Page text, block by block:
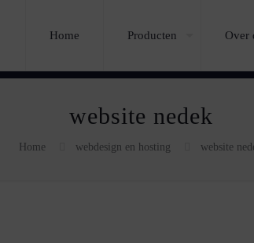
Home Producten Over
website nedek
Home webdesign en hosting website